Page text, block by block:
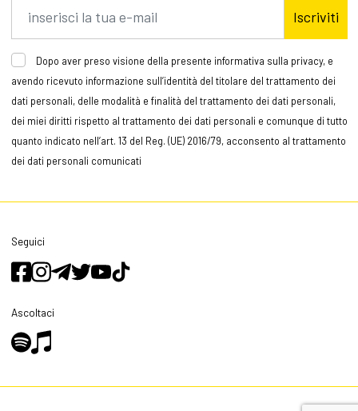
Iscriviti
Dopo aver preso visione della presente informativa sulla privacy, e
avendo ricevuto informazione sull’identità del titolare del trattamento dei
dati personali, delle modalità e finalità del trattamento dei dati personali,
dei miei diritti rispetto al trattamento dei dati personali e comunque di tutto
quanto indicato nell’art. 13 del Reg. (UE) 2016/79, acconsento al trattamento
dei dati personali comunicati
Seguici
Ascoltaci